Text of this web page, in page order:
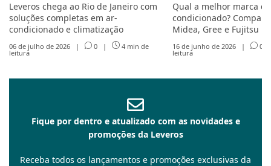
Leveros chega ao Rio de Janeiro com
soluções completas em ar-
condicionado e climatização
06 de julho de 2026 | 0 | 4 min de
leitura
Qual a melhor marca
condicionado?
Midea, Gree e Fujitsu
16 de junho de 2026 | 0
leitura
Fique por dentro e atualizado com as novidades e
promoções da Leveros
Receba todos os lançamentos e promoções exclusivas da